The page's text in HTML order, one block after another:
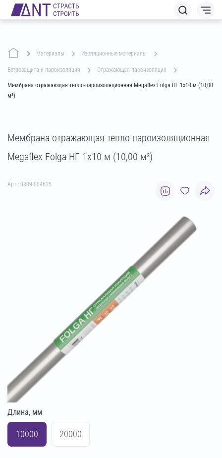
Материалы изоляционные материалы
ветрозащита и пароизоляция отражающая пароизоляция
Мембрана отражающая тепло-пароизоляционная Megaflex Folga НГ 1х10 м (10,00
м²)
Мембрана отражающая тепло-пароизоляционная
Megaflex Folga НГ 1х10 м (10,00 м²)
Арт.: 0889.004635
Длина, мм
10000 20000